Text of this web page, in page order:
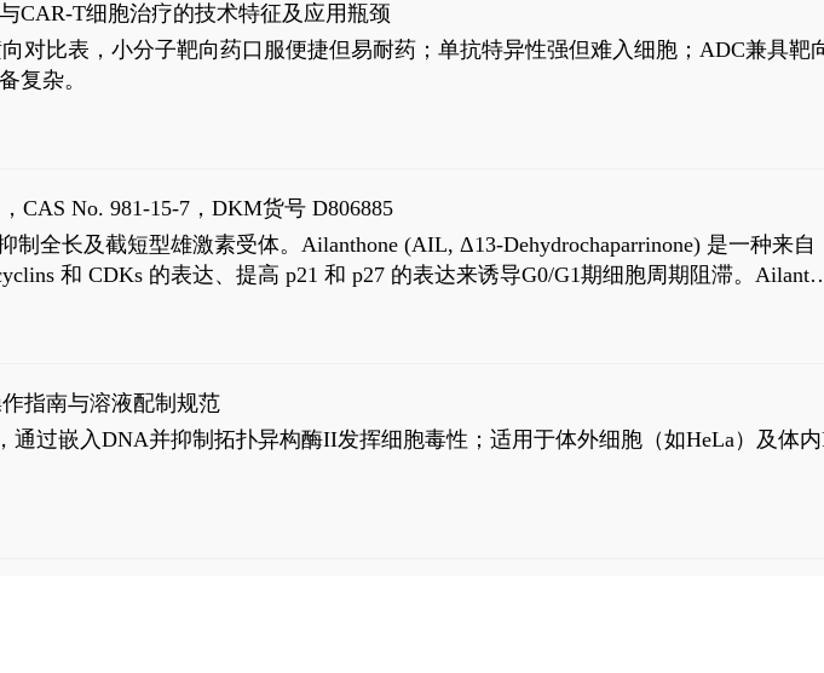
CAR-T细胞治疗的技术特征及应用瓶颈
对比表，小分子靶向药口服便捷但易耐药；单抗特异性强但难入细胞；ADC兼具靶
复杂。
CAS No. 981-15-7，DKM货号 D806885
全长及截短型雄激素受体。Ailanthone (AIL, Δ13-Dehydrochaparrinone) 是一种来自
和 CDKs 的表达、提高 p21 和 p27 的表达来诱导G0/G1期细胞周期阻滞。
Vs, AR1-651)的抑制剂，对应的IC50值分别为69 nM和309 nM。
指南与溶液配制规范
过嵌入DNA并抑制拓扑异构酶II发挥细胞毒性；适用于体外细胞（如HeLa）及体内